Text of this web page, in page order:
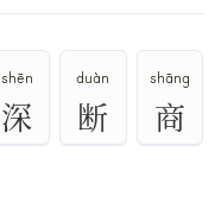
shēn
深
duàn
断
shāng
商